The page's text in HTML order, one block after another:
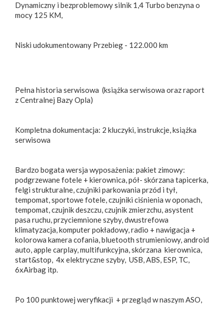
Dynamiczny i bezproblemowy silnik 1,4 Turbo benzyna o
mocy 125 KM,
Niski udokumentowany Przebieg - 122.000 km
Pełna historia serwisowa (książka serwisowa oraz raport
z Centralnej Bazy Opla)
Kompletna dokumentacja: 2 kluczyki, instrukcje, książka
serwisowa
Bardzo bogata wersja wyposażenia: pakiet zimowy:
podgrzewane fotele + kierownica, pół- skórzana tapicerka,
felgi strukturalne, czujniki parkowania przód i tył,
tempomat, sportowe fotele, czujniki ciśnienia w oponach,
tempomat, czujnik deszczu, czujnik zmierzchu, asystent
pasa ruchu, przyciemnione szyby, dwustrefowa
klimatyzacja, komputer pokładowy, radio + nawigacja +
kolorowa kamera cofania, bluetooth strumieniowy, android
auto, apple carplay, multifunkcyjna, skórzana kierownica,
start&stop, 4x elektryczne szyby, USB, ABS, ESP, TC,
6xAirbag itp.
Po 100 punktowej weryfikacji + przegląd w naszym ASO,